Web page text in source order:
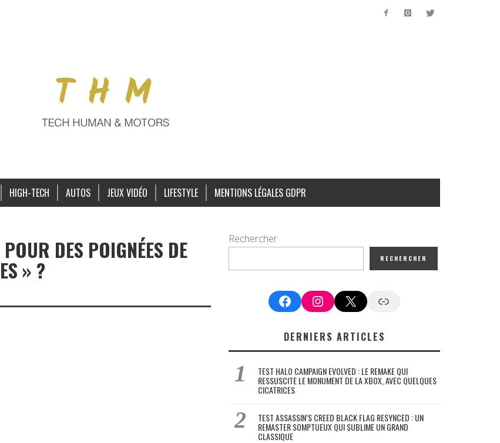
HIGH-TECH AUTOS JEUX VIDÉO LIFESTYLE MENTIONS LÉGALES GDPR
DES POIGNÉES DE
» ?
Rechercher
RECHERCHER
FacebookInstagram
X Google News
DERNIERS ARTICLES
TEST HALO CAMPAIGN EVOLVED : LE REMAKE QUI
RESSUSCITE LE MONUMENT DE LA XBOX, AVEC QUELQUES
CICATRICES
TEST ASSASSIN’S CREED BLACK FLAG RESYNCED : UN
REMASTER SOMPTUEUX QUI SUBLIME UN GRAND
CLASSIQUE